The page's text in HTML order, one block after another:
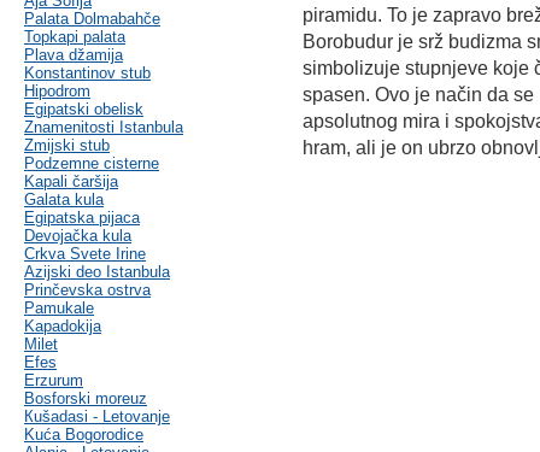
Palata Dolmabahče
Topkapi palata
Plava džamija
Konstantinov stub
Hipodrom
Egipatski obelisk
Znamenitosti Istanbula
Zmijski stub
Podzemne cisterne
Kapali čaršija
Galata kula
Egipatska pijaca
Devojačka kula
Crkva Svete Irine
Azijski deo Istanbula
Prinčevska ostrva
Pamukale
Kapadokija
Milet
Efes
Erzurum
Bosforski moreuz
Кušadasi - Letovanje
Kuća Bogorodice
piramidu. To je zapravo
Borobudur je srž budizma
simbolizuje stupnjeve koje
spasen. Ovo je način da
apsolutnog mira i
hram, ali je on ubrzo